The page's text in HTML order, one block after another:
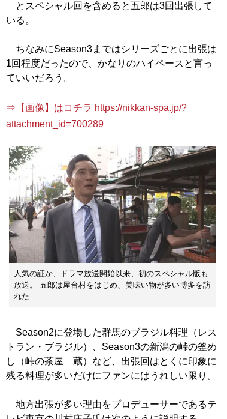
とスペシャル回を含めると五郎は3回出張して
いる。
ちなみにSeason3まではシリーズごとに出張は
1回程度だったので、かなりのハイペースと言っ
ていいだろう。
⇒【画像】はコチラ https://nikkan-spa.jp/?
attachment_id=700289
人気の証か、ドラマ放送開始以来、初のスペシャル版も
放送。 五郎は屋台村をはじめ、美味い物が多い博多を訪
れた
Season2に登場した群馬のブラジル料理（レス
トラン・ブラジル）、Season3の新潟の峠の釜め
し（峠の茶屋 蔵）など、出張回はとくに印象に
残る料理が多いだけにファンにはうれしい限り。
地方出張が多い理由をプロデューサーであるテ